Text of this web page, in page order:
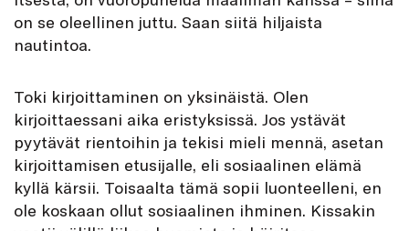
on se oleellinen juttu. Saan siitä hiljaista
nautintoa.
Toki kirjoittaminen on yksinäistä. Olen
kirjoittaessani aika eristyksissä. Jos ystävät
pyytävät rientoihin ja tekisi mieli mennä, asetan
kirjoittamisen etusijalle, eli sosiaalinen elämä
kyllä kärsii. Toisaalta tämä sopii luonteelleni, en
ole koskaan ollut sosiaalinen ihminen. Kissakin